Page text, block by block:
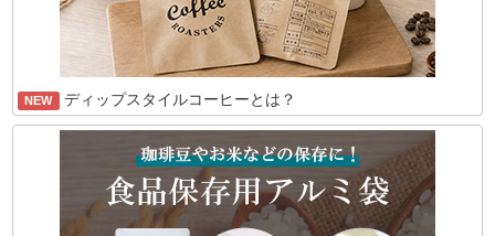
NEW ディップスタイルコーヒーとは？